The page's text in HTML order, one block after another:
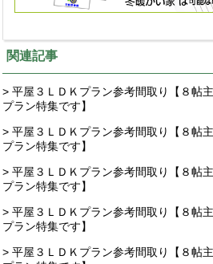
関連記事
> 平屋３ＬＤＫプラン参考間取り【８帖
プラン特集です】
> 平屋３ＬＤＫプラン参考間取り【８帖
プラン特集です】
> 平屋３ＬＤＫプラン参考間取り【８帖
プラン特集です】
> 平屋３ＬＤＫプラン参考間取り【８帖
プラン特集です】
> 平屋３ＬＤＫプラン参考間取り【８帖